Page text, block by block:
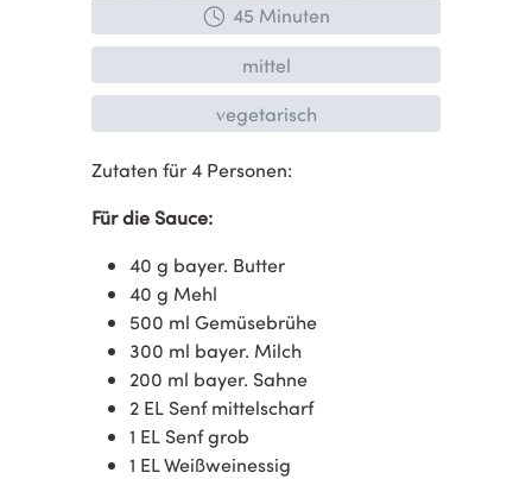
45 Minuten
mittel
vegetarisch
Zutaten für 4 Personen:
Für die Sauce:
40 g bayer. Butter
40 g Mehl
500 ml Gemüsebrühe
300 ml bayer. Milch
200 ml bayer. Sahne
2 EL Senf mittelscharf
1 EL Senf grob
1 EL Weißweinessig